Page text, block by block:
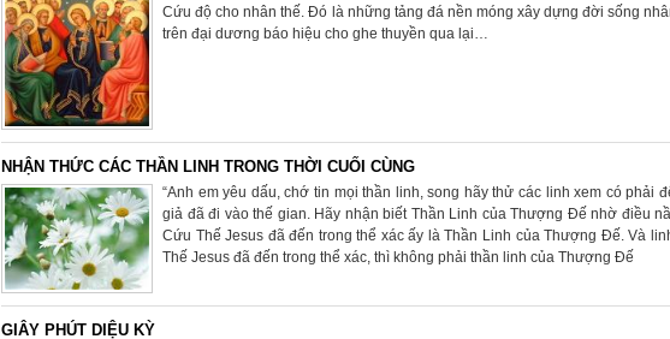
Cứu độ cho nhân thế. Đó là những tảng đá nền móng xây dựng đời sống
trên đại dương báo hiệu cho ghe thuyền qua lại…
NHẬN THỨC CÁC THẦN LINH TRONG THỜI CUỐI CÙNG
“Anh em yêu dấu, chớ tin mọi thần linh, song hãy thử các linh xem có phải
giả đã đi vào thế gian. Hãy nhận biết Thần Linh của Thượng Đế nhờ điều
Cứu Thế Jesus đã đến trong thể xác ấy là Thần Linh của Thượng Đế. Và
Thế Jesus đã đến trong thể xác, thì không phải thần linh của Thượng Đế
GIÂY PHÚT DIỆU KỲ